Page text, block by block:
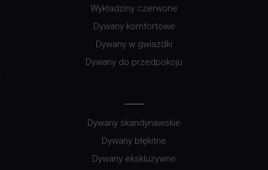
Wykładziny czerwone
Dywany komfortowe
Dywany w gwiazdki
Dywany do przedpokoju
Dywany skandynawskie
Dywany błękitne
Dywany ekskluzywne